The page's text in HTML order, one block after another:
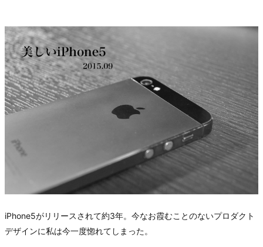
iPhone5がリリースされて約3年。今なお霞むことのないプロダクト
デザインに私は今一度惚れてしまった。